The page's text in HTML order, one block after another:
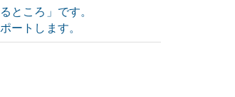
ところ」です。
ートします。